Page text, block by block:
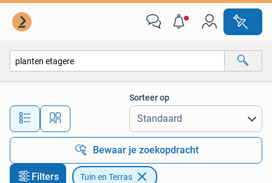
Alle afstanden…
Sorteer op
Bewaar je zoekopdracht
Filters Tuin en Terras